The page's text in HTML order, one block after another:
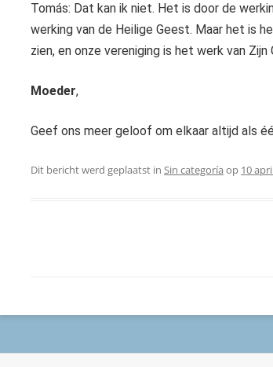
Tomás: Dat kan ik niet. Het is door de
werking van de Heilige Geest. Maar het is
zien, en onze vereniging is het werk van Zijn
Moeder,
Geef ons meer geloof om elkaar altijd als
Dit bericht werd geplaatst in Sin categoría op 10